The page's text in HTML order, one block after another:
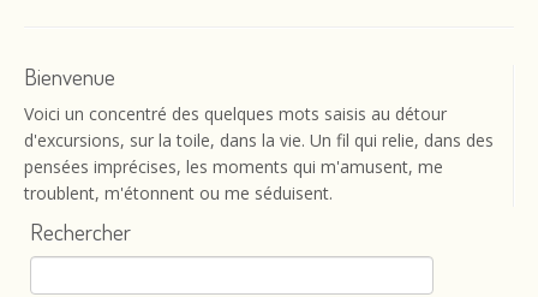
Bienvenue
Voici un concentré des quelques mots saisis au détour
d'excursions, sur la toile, dans la vie. Un fil qui relie, dans des
pensées imprécises, les moments qui m'amusent, me
troublent, m'étonnent ou me séduisent.
Rechercher
Rechercher :